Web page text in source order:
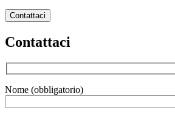
Contattaci
Contattaci
Nome (obbligatorio)